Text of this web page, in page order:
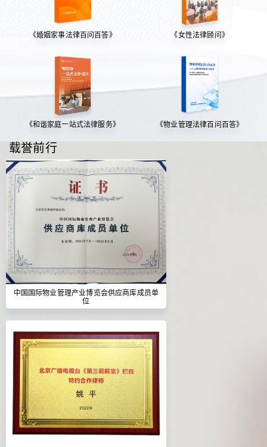
《婚姻家事法律百问百答》 《女性法律顾问》
《和谐家庭一站式法律服务》 《物业管理法律百问百答》
载誉前行
中国国际物业管理产业博览会供应商库成员单
位